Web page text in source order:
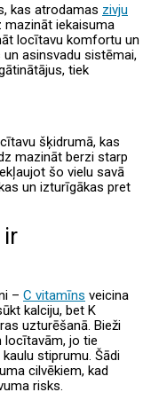
kas atrodamas zivju
mazināt iekaisuma
locītavu komfortu un
asinsvadu sistēmai,
tiek
šķidrumā, kas
mazināt berzi starp
šo vielu savā
un izturīgākas pret
ir
– C vitamīns veicina
kalciju, bet K
uzturēšanā. Bieži
locītavām, jo tie
stiprumu. Šādi
cilvēkiem, kad
risks.